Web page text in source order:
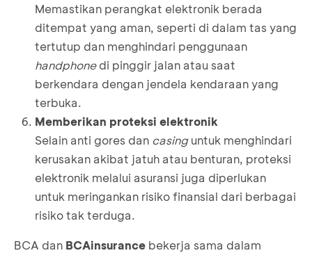
Memastikan perangkat elektronik berada
ditempat yang aman, seperti di dalam tas yang
tertutup dan menghindari penggunaan
handphonedi pinggir jalan atau saat
berkendara dengan jendela kendaraan yang
terbuka.
Memberikan proteksi elektronik
Selain anti gores dan casinguntuk menghindari
kerusakan akibat jatuh atau benturan, proteksi
elektronik melalui asuransi juga diperlukan
untuk meringankan risiko finansial dari berbagai
risiko tak terduga.
BCA dan BCAinsurance bekerja sama dalam